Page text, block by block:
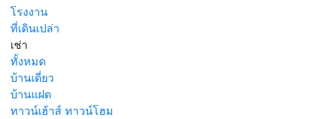
โรงงาน
ที่เดินเปล่า
เช่า
ทั้งหมด
บ้านเดี่ยว
บ้านแฝด
ทาวน์เฮ้าส์ ทาวน์โฮม